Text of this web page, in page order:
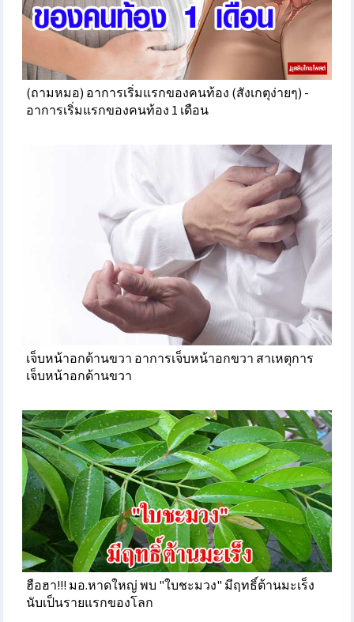
(ถามหมอ) อาการเริ่มแรกของคนท้อง (สังเกตุง่ายๆ) -
อาการเริ่มแรกของคนท้อง 1 เดือน
เจ็บหน้าอกด้านขวา อาการเจ็บหน้าอกขวา สาเหตุการ
เจ็บหน้าอกด้านขวา
ฮือฮา!!! มอ.หาดใหญ่ พบ "ใบชะมวง" มีฤทธิ์ต้านมะเร็ง
นับเป็นรายแรกของโลก